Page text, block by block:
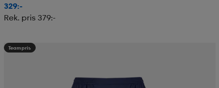
329:-
Rek. pris 379:-
Teampris